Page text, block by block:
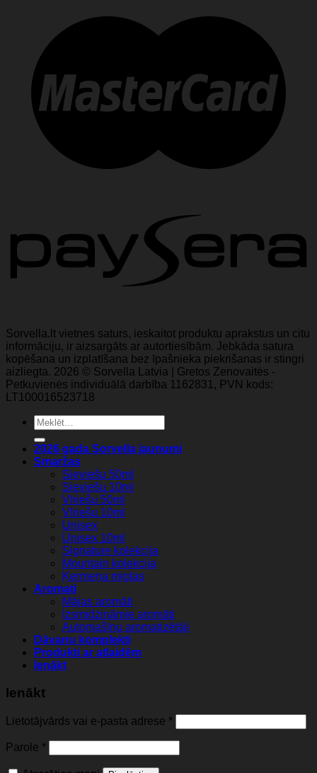
Sorvella.lt vietnes saturs, ieskaitot produktu aprakstus un citu
informāciju, ir aizsargāts ar autortiesībām. Jebkāda satura
kopēšana un izplatīšana bez īpašnieka piekrišanas ir stingri
aizliegta. 2026 © Sorvella Latvia | Gretos Zenovaitės -
Petkuvienės individuālā darbība 1162831, PVN kods:
LT100016523718
Meklēt:
2026 gada Sorvella jaunumi
Smaržas
Sieviešu 50ml
Sieviešu 10ml
Vīriešu 50ml
Vīriešu 10ml
Unisex
Unisex 10ml
Signature kolekcija
Mountain kolekcija
Ķermeņa miglas
Aromati
Mājas aromāti
Izsmidzināmie aromāti
Automašīnu aromatizētāji
Dāvanu komplekti
Produkti ar atlaidēm
Ienākt
Ienākt
Lietotājvārds vai e-pasta adrese *
Parole *